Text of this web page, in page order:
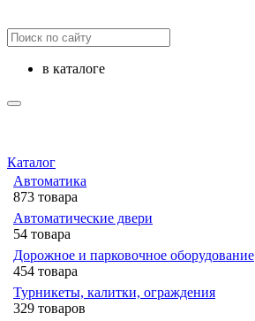
в каталоге
Каталог
Автоматика
873 товара
Автоматические двери
54 товара
Дорожное и парковочное оборудование
454 товара
Турникеты, калитки, ограждения
329 товаров